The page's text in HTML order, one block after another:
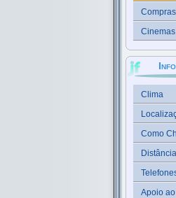
Cinemas
Clima
Como
Apoio